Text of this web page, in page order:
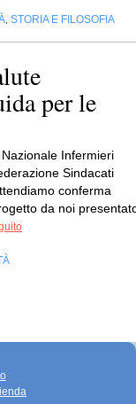
, STORIA E FILOSOFIA
per le
Infermieri
Sindacati
conferma
da noi